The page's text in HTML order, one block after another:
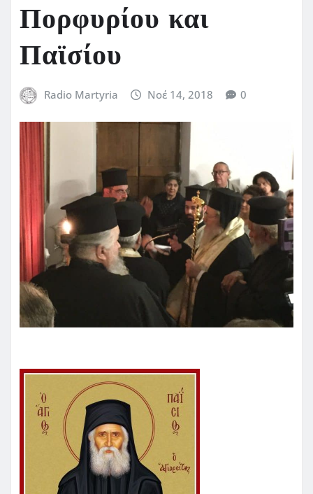
Πορφυρίου και
Παϊσίου
Radio Martyria Νοέ 14, 2018 0